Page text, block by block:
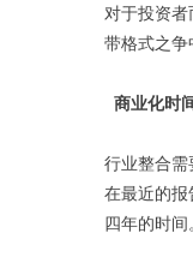
对于投资
带格式之争
商业化时
行业整合
在最近的
四年的时间。